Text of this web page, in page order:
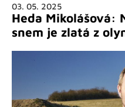
03. 05. 2025
Heda Mikolášová:
snem je zlatá z